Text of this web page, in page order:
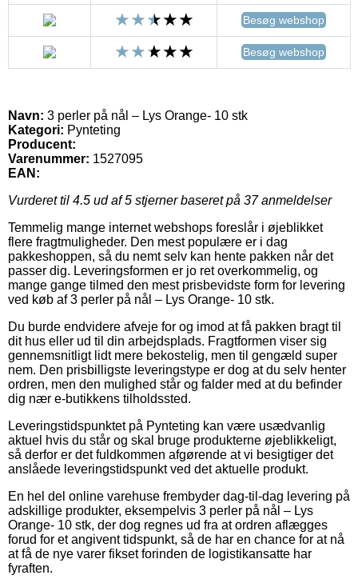
Besøg webshop
Besøg webshop
Navn: 3 perler på nål – Lys Orange- 10 stk
Kategori: Pynteting
Producent:
Varenummer: 1527095
EAN:
Vurderet til 4.5 ud af 5 stjerner baseret på 37anmeldelser
Temmelig mange internet webshops foreslår i øjeblikket
flere fragtmuligheder. Den mest populære er i dag
pakkeshoppen, så du nemt selv kan hente pakken når det
passer dig. Leveringsformen er jo ret overkommelig, og
mange gange tilmed den mest prisbevidste form for levering
ved køb af 3 perler på nål – Lys Orange- 10 stk.
Du burde endvidere afveje for og imod at få pakken bragt til
dit hus eller ud til din arbejdsplads. Fragtformen viser sig
gennemsnitligt lidt mere bekostelig, men til gengæld super
nem. Den prisbilligste leveringstype er dog at du selv henter
ordren, men den mulighed står og falder med at du befinder
dig nær e-butikkens tilholdssted.
Leveringstidspunktet på Pynteting kan være usædvanlig
aktuel hvis du står og skal bruge produkterne øjeblikkeligt,
så derfor er det fuldkommen afgørende at vi besigtiger det
anslåede leveringstidspunkt ved det aktuelle produkt.
En hel del online varehuse frembyder dag-til-dag levering på
adskillige produkter, eksempelvis 3 perler på nål – Lys
Orange- 10 stk, der dog regnes ud fra at ordren aflægges
forud for et angivent tidspunkt, så de har en chance for at nå
at få de nye varer fikset forinden de logistikansatte har
fyraften.